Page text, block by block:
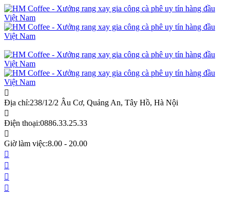
Địa chỉ:238/12/2 Âu Cơ, Quảng An, Tây Hồ, Hà Nội
Điện thoại:0886.33.25.33
Giờ làm việc:8.00 - 20.00